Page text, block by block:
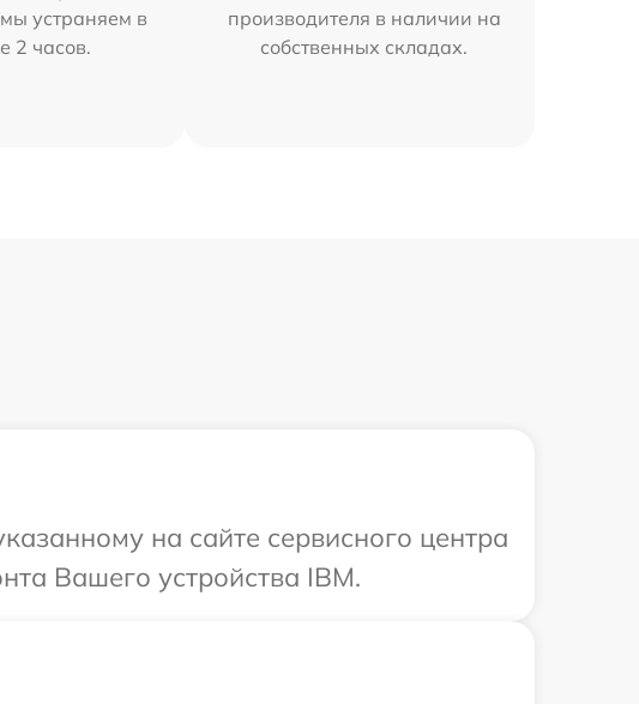
устраняем в
2 часов.
производителя в наличии на
собственных складах.
на сайте сервисного центра
Вашего устройства IBM.